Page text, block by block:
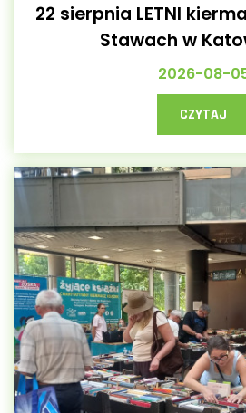
22 sierpnia LETNI
Stawach w
2026-08-
CZYTAJ